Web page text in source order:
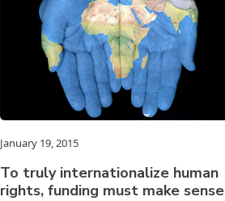
January 19, 2015
To truly internationalize human
rights, funding must make sense